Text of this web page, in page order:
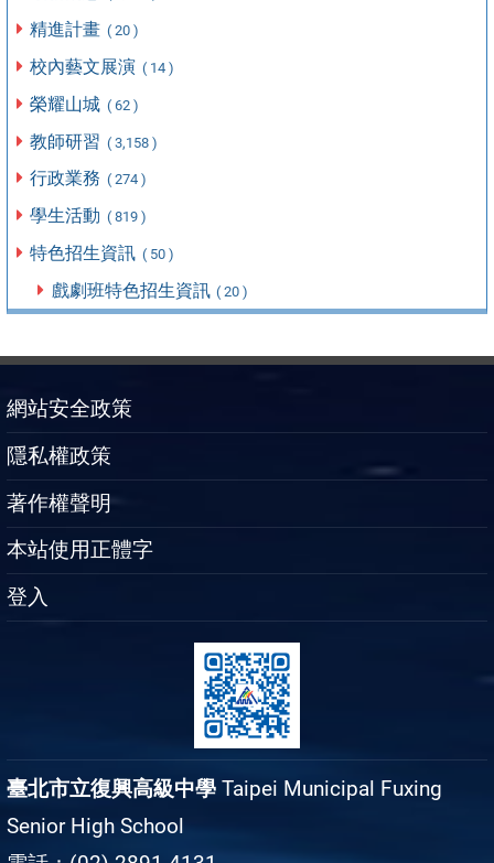
精進計畫 ( 20 )
校內藝文展演 ( 14 )
榮耀山城 ( 62 )
教師研習 ( 3,158 )
行政業務 ( 274 )
學生活動 ( 819 )
特色招生資訊 ( 50 )
戲劇班特色招生資訊 ( 20 )
網站安全政策
隱私權政策
著作權聲明
本站使用正體字
登入
臺北市立復興高級中學 Taipei Municipal Fuxing
Senior High School